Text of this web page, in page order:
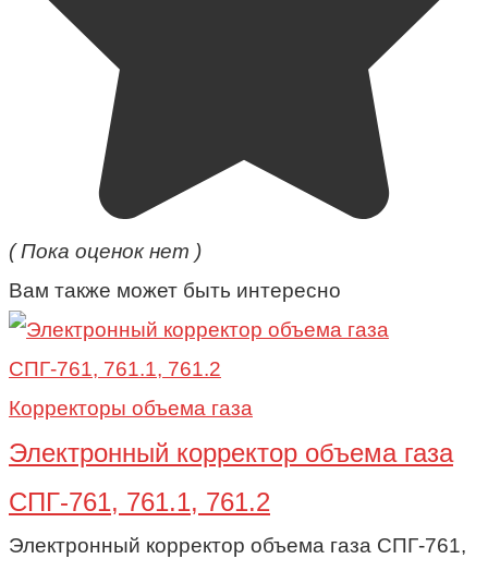
( Пока оценок нет )
Вам также может быть интересно
Корректоры объема газа
Электронный корректор объема газа
СПГ-761, 761.1, 761.2
Электронный корректор объема газа СПГ-761,